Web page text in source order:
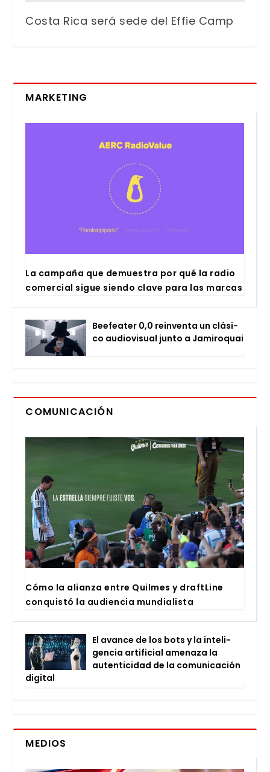
Costa Rica será sede del Effie Camp
MARKETING
La cam­pa­ña que demues­tra por qué la radio
comer­cial sigue sien­do cla­ve para las mar­cas
Bee­fea­ter 0,0 rein­ven­ta un clá­si­
co audio­vi­sual jun­to a Jami­ro­quai
COMUNICACIÓN
Cómo la alian­za entre Quil­mes y draftLi­ne
con­quis­tó la audien­cia mun­dia­lis­ta
El avan­ce de los bots y la inte­li­
gen­cia arti­fi­cial ame­na­za la
auten­ti­ci­dad de la comu­ni­ca­ción
digi­tal
MEDIOS